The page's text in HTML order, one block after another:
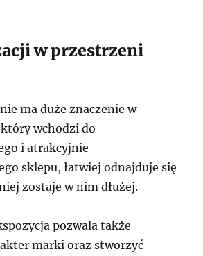
w przestrzeni
ma duże znaczenie w
wchodzi do
i atrakcyjnie
sklepu, łatwiej odnajduje się
zostaje w nim dłużej.
pozwala także
marki oraz stworzyć